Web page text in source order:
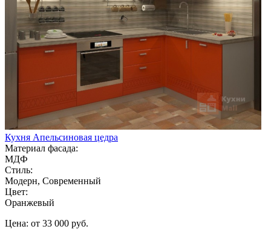
Кухня Апельсиновая цедра
Материал фасада:
МДФ
Стиль:
Модерн, Современный
Цвет:
Оранжевый
Цена: от 33 000 руб.